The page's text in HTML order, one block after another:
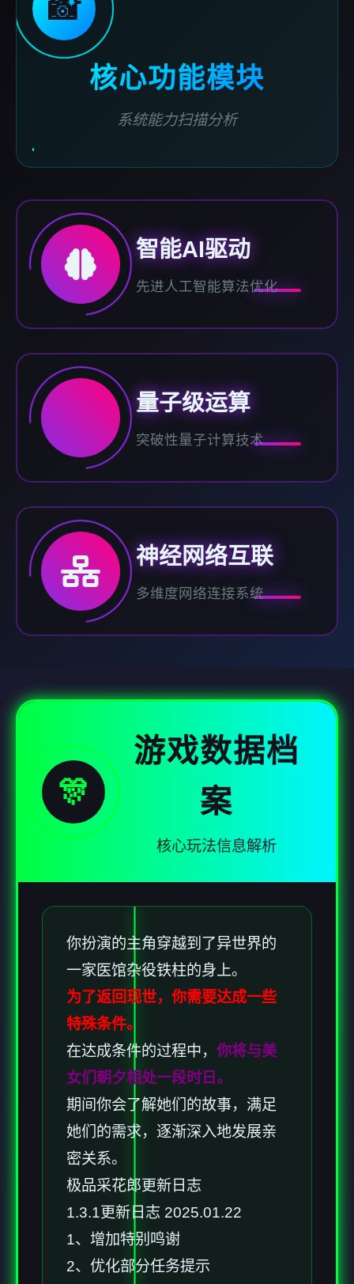
📸
核心功能模块
系统能力扫描分析
智能AI驱动
先进人工智能算法优化
量子级运算
突破性量子计算技术
神经网络互联
多维度网络连接系统
🎊
游戏数据档
案
核心玩法信息解析
你扮演的主角穿越到了异世界的
一家医馆杂役铁柱的身上。
为了返回现世，你需要达成一些
特殊条件。
在达成条件的过程中， 你将与美
女们朝夕相处一段时日。
期间你会了解她们的故事，满足
她们的需求，逐渐深入地发展亲
密关系。
极品采花郎更新日志
1.3.1更新日志 2025.01.22
1、增加特别鸣谢
2、优化部分任务提示